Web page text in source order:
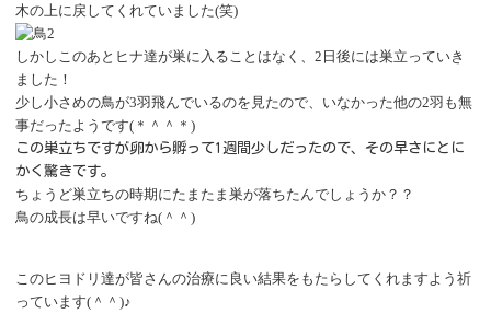
木の上に戻してくれていました(笑)
しかしこのあとヒナ達が巣に入ることはなく、 2日後には巣立っていき
ました！
少し小さめの鳥が3羽飛んでいるのを見たので、いなかった他の2羽も無
事だったようです(＊＾＾＊)
この巣立ちですが卵から孵って1週間少しだったので、その早さにとに
かく驚きです。
ちょうど巣立ちの時期にたまたま巣が落ちたんでしょうか？？
鳥の成長は早いですね(＾＾)
このヒヨドリ達が皆さんの治療に良い結果をもたらしてくれますよう祈
っています(＾＾)♪